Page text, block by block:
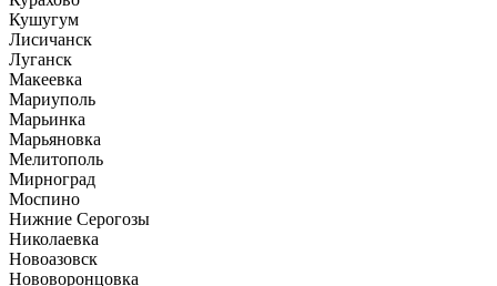
Кушугум
Лисичанск
Луганск
Макеевка
Мариуполь
Марьинка
Марьяновка
Мелитополь
Мирноград
Моспино
Нижние Серогозы
Николаевка
Новоазовск
Нововоронцовка